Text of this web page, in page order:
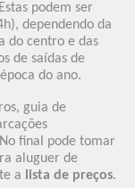
podem ser
dependendo da
do centro e das
de saídas de
do ano.
guia de
final pode tomar
aluguer de
a lista de preços.